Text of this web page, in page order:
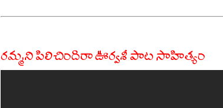
రమ్మని పిలిచిందిరా ఊర్వశీ పాట సాహిత్యం